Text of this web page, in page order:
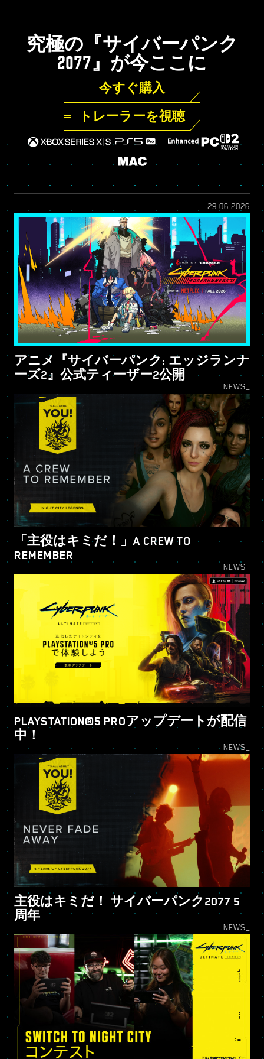
究極の『サイバーパンク
2077』が今ここに
今すぐ購入
トレーラーを視聴
29.06.2026
アニメ『サイバーパンク: エッジランナ
ーズ2』公式ティーザー2公開
NEWS_
「主役はキミだ！」A CREW TO
REMEMBER
NEWS_
PLAYSTATION®5 PROアップデートが配信
中！
NEWS_
主役はキミだ！ サイバーパンク2077 5
周年
NEWS_